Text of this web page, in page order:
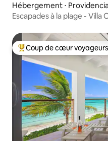
Hébergement ⋅
Escapades à la plage - Villa
Coups de cœur voyageurs
Coup de cœur voyageurs